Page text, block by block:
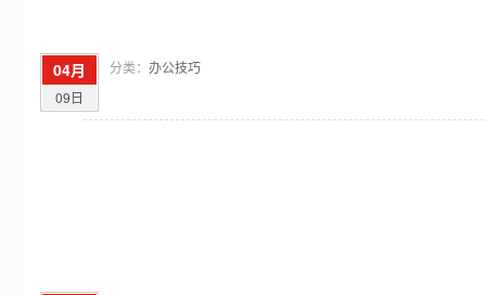
04月
09日
分类： 办公技巧